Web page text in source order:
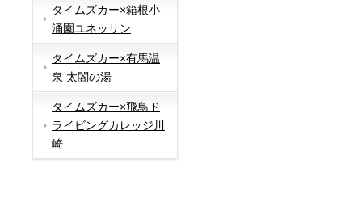
タイムズカー×箱根小
涌園ユネッサン
タイムズカー×有馬温
泉 太閤の湯
タイムズカー×飛鳥ド
ライビングカレッジ川
崎